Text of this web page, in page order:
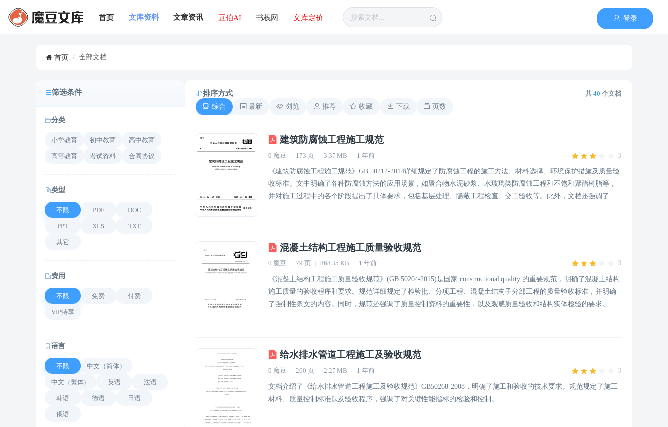
首页 文库资料 文章资讯 豆伯AI 书栈网 文库定价 登录
首页 / 全部文档
筛选条件
分类
小学教育 初中教育 高中教育
高等教育 考试资料 合同协议
类型
不限 PDF DOC
PPT XLS TXT
其它
费用
不限 免费 付费
VIP特享
语言
不限 中文（简体）
中文（繁体） 英语 法语
韩语 德语 日语
俄语
排序方式 共 40 个文档
综合
最新 浏览 推荐 收藏 下载 页数
建筑防腐蚀工程施工规范
0 魔豆 173 页 3.37 MB 1 年前 3
《建筑防腐蚀工程施工规范》GB 50212-2014详细规定了防腐蚀工程的施工方法、材料选择、环境保护措施及质量验
收标准。文中明确了各种防腐蚀方法的应用场景，如聚合物水泥砂浆、水玻璃类防腐蚀工程和不饱和聚酯树脂等，
并对施工过程中的各个阶段提出了具体要求，包括基层处理、隐蔽工程检查、交工验收等。此外，文档还强调了环
混凝土结构工程施工质量验收规范
0 魔豆 79 页 868.35 KB 1 年前 3
《混凝土结构工程施工质量验收规范》(GB 50204-2015)是国家 constructional quality 的重要规范，明确了混凝土结构
施工质量的验收程序和要求。规范详细规定了检验批、分项工程、混凝土结构子分部工程的质量验收标准，并明确
了强制性条文的内容。同时，规范还强调了质量控制资料的重要性，以及观感质量验收和结构实体检验的要求。
给水排水管道工程施工及验收规范
0 魔豆 260 页 2.27 MB 1 年前 3
文档介绍了《给水排水管道工程施工及验收规范》GB50268-2008，明确了施工和验收的技术要求。规范规定了施工
材料、质量控制标准以及验收程序，强调了对关键性能指标的检验和控制。